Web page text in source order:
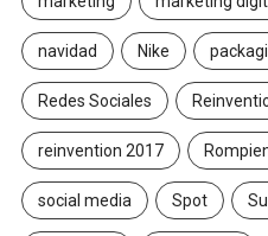
navidad Nike
Redes Sociales
reinvention 2017
social media Spot